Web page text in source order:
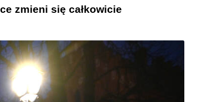
zmieni się całkowicie